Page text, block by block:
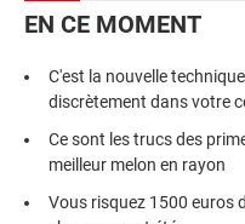
EN CE MOMENT
C'est la nouvelle
discrètement dans votre
Ce sont les trucs des
meilleur melon en rayon
Vous risquez 1500 euros